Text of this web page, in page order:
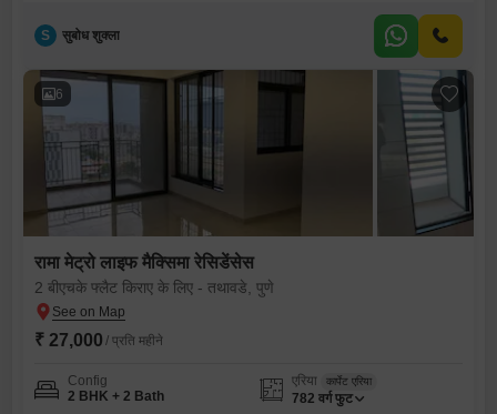
S सुबोध शुक्ला
6
रामा मेट्रो लाइफ मैक्सिमा रेसिडेंसेस
2 बीएचके फ्लैट किराए के लिए - तथावडे, पुणे
₹ 27,000 / प्रति महीने
Config
2 BHK + 2 Bath
एरिया कार्पेट एरिया
782 वर्ग फुट